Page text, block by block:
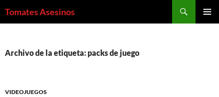
Tomates Asesinos
Archivo de la etiqueta: packs de juego
VIDEOJUEGOS